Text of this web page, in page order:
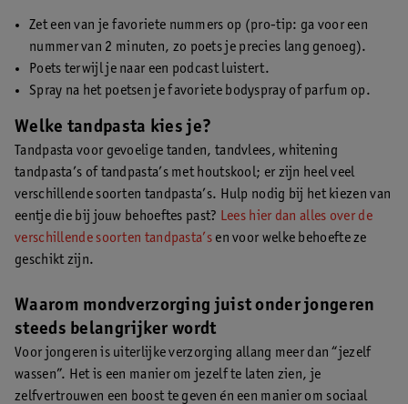
Zet een van je favoriete nummers op (pro-tip: ga voor een
nummer van 2 minuten, zo poets je precies lang genoeg).
Poets terwijl je naar een podcast luistert.
Spray na het poetsen je favoriete bodyspray of parfum op.
Welke tandpasta kies je?
Tandpasta voor gevoelige tanden, tandvlees, whitening
tandpasta’s of tandpasta’s met houtskool; er zijn heel veel
verschillende soorten tandpasta’s. Hulp nodig bij het kiezen van
eentje die bij jouw behoeftes past? Lees hier dan alles over de
verschillende soorten tandpasta’sen voor welke behoefte ze
geschikt zijn.
Waarom mondverzorging juist onder jongeren
steeds belangrijker wordt
Voor jongeren is uiterlijke verzorging allang meer dan “jezelf
wassen”. Het is een manier om jezelf te laten zien, je
zelfvertrouwen een boost te geven én een manier om sociaal